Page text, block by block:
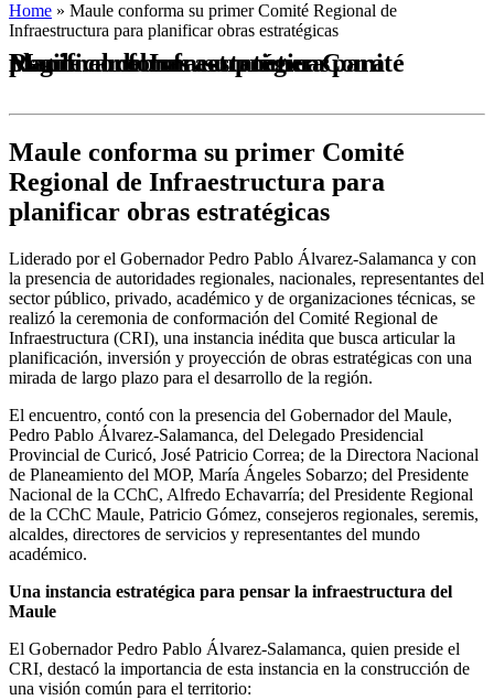
Home » Maule conforma su primer Comité Regional de
Infraestructura para planificar obras estratégicas
Maule conforma su primer Comité Regional de Infraestructura para planificar obras estratégicas
Maule conforma su primer Comité
Regional de Infraestructura para
planificar obras estratégicas
Liderado por el Gobernador Pedro Pablo Álvarez-Salamanca y con
la presencia de autoridades regionales, nacionales, representantes del
sector público, privado, académico y de organizaciones técnicas, se
realizó la ceremonia de conformación del Comité Regional de
Infraestructura (CRI), una instancia inédita que busca articular la
planificación, inversión y proyección de obras estratégicas con una
mirada de largo plazo para el desarrollo de la región.
El encuentro, contó con la presencia del Gobernador del Maule,
Pedro Pablo Álvarez-Salamanca, del Delegado Presidencial
Provincial de Curicó, José Patricio Correa; de la Directora Nacional
de Planeamiento del MOP, María Ángeles Sobarzo; del Presidente
Nacional de la CChC, Alfredo Echavarría; del Presidente Regional
de la CChC Maule, Patricio Gómez, consejeros regionales, seremis,
alcaldes, directores de servicios y representantes del mundo
académico.
Una instancia estratégica para pensar la infraestructura del
Maule
El Gobernador Pedro Pablo Álvarez-Salamanca, quien preside el
CRI, destacó la importancia de esta instancia en la construcción de
una visión común para el territorio: